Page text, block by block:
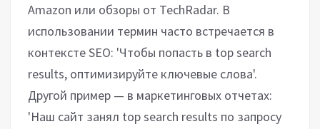
Amazon или обзоры от TechRadar. В
использовании термин часто встречается в
контексте SEO: 'Чтобы попасть в top search
results, оптимизируйте ключевые слова'.
Другой пример — в маркетинговых отчетах:
'Наш сайт занял top search results по запросу